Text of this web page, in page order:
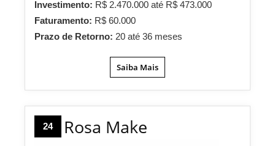
Investimento: R$ 2.470.000 até R$ 473.000
Faturamento: R$ 60.000
Prazo de Retorno: 20 até 36 meses
Saiba Mais
24 Rosa Make